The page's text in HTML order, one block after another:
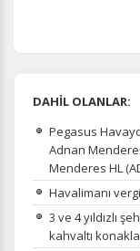
DAHİL OLANLAR:
Pegasus
Adnan
Menderes HL
Havalimanı
3 ve 4 yıldızlı
kahvaltı